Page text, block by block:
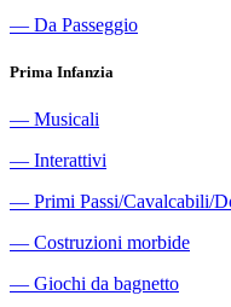
― Da Passeggio
Prima Infanzia
― Musicali
― Interattivi
― Primi Passi/Cavalcabili/
― Costruzioni morbide
― Giochi da bagnetto